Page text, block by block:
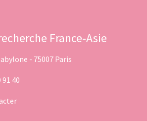
France-Asie
- 75007 Paris
91 40